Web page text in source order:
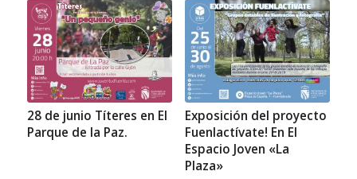
28 de junio Títeres en El
Parque de la Paz.
Exposición del proyecto
Fuenlactívate! En El
Espacio Joven «La
Plaza»